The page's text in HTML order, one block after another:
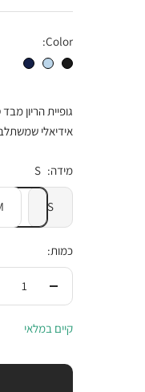
בהנחה
Color:
גופיית הריון רבידה שחורגופיית הריון רבידה פסים תכלתגופיית הריון רבידה פס כחול לבן
גופיית הריון
אידיאלי
מידה: S
S
כמות:
קיים במלאי